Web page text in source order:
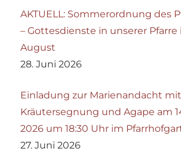
AKTUELL: Sommerordnung des
– Gottesdienste in unserer
August
28. Juni 2026
Einladung zur Marienandacht mit
Kräutersegnung und Agape am
2026 um 18:30 Uhr im
27. Juni 2026